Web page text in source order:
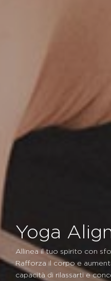
Yoga
Allinea il tuo spirito con
Rafforza il corpo e
capacità di rilassarti e